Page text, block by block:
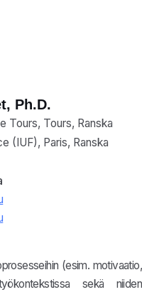
Ph.D.
Tours, Tours, Ranska
(IUF), Paris, Ranska
(esim. motivaatio,
sekä niiden